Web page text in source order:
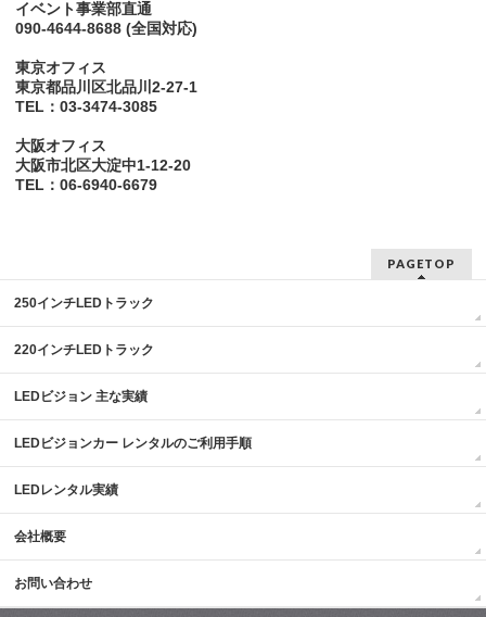
イベント事業部直通
090-4644-8688 (全国対応)
東京オフィス
東京都品川区北品川2-27-1
TEL：03-3474-3085
大阪オフィス
大阪市北区大淀中1-12-20
TEL：06-6940-6679
PAGETOP
250インチLEDトラック
220インチLEDトラック
LEDビジョン 主な実績
LEDビジョンカー レンタルのご利用手順
LEDレンタル実績
会社概要
お問い合わせ